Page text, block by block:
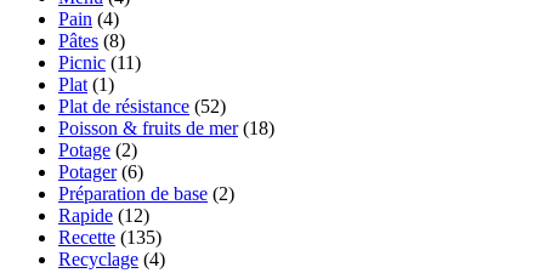
Pain (4)
Pâtes (8)
Picnic (11)
Plat (1)
Plat de résistance (52)
Poisson & fruits de mer(18)
Potage (2)
Potager(6)
Préparation de base (2)
Rapide (12)
Recette (135)
Recyclage (4)